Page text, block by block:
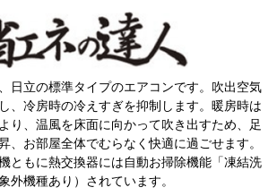
日立の標準タイプのエアコンです。吹出空気
、冷房時の冷えすぎを抑制します。暖房時は
り、温風を床面に向かって吹き出すため、足
、お部屋全体でむらなく快適に過ごせます。
ともに熱交換器には自動お掃除機能「凍結洗
外機種あり）されています。